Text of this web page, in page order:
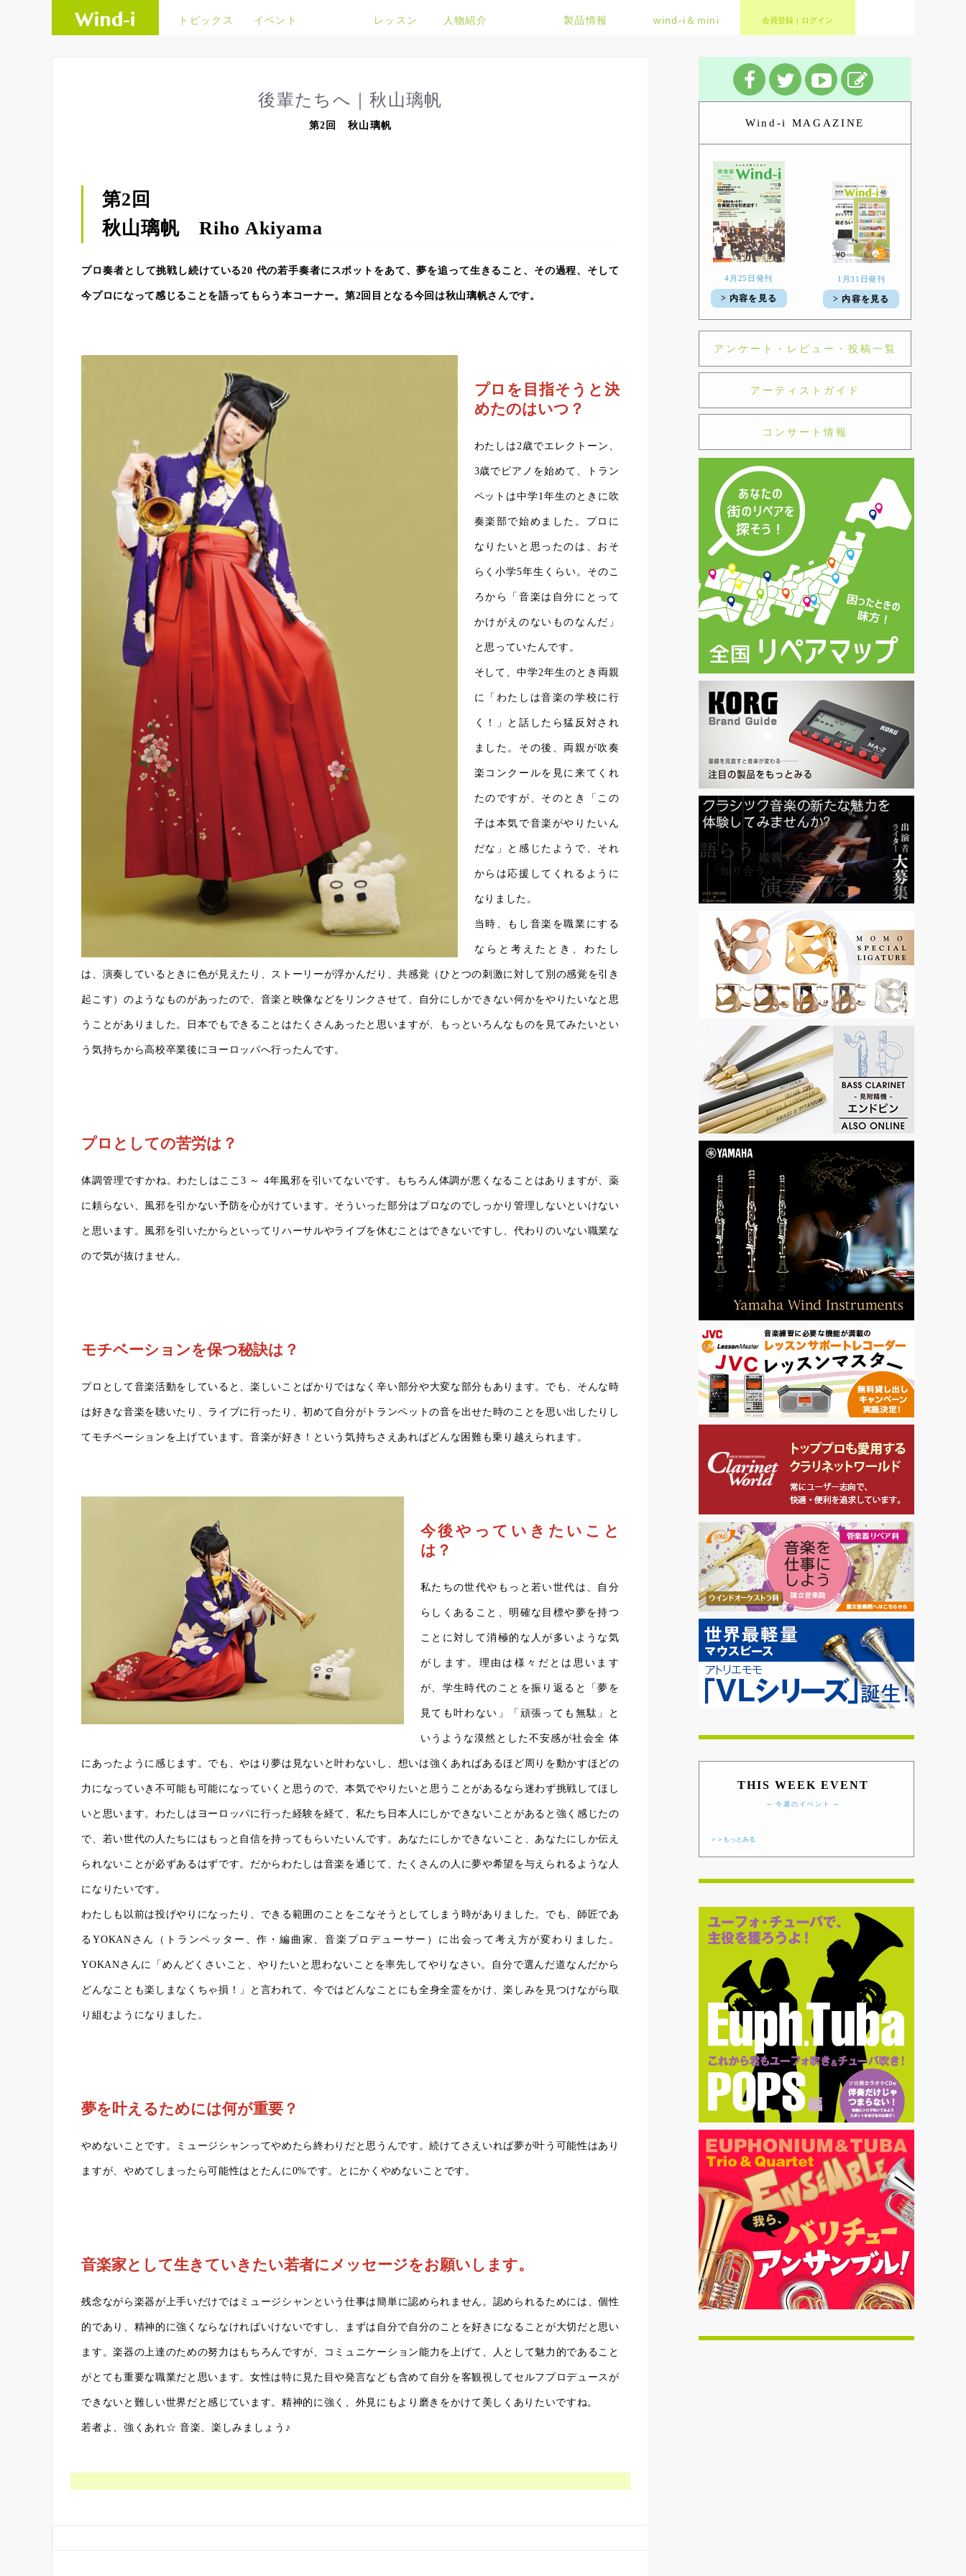
トピックス イベント レッスン 人物紹介 製品情報 wind-i＆mini 会員登録｜ログイン
後輩たちへ｜秋山璃帆
第2回 秋山璃帆
第2回
秋山璃帆 Riho Akiyama
プロ奏者として挑戦し続けている20 代の若手奏者にスポットをあて、夢を追って生きること、その過程、そして
今プロになって感じることを語ってもらう本コーナー。第2回目となる今回は秋山璃帆さんです。
プロを目指そうと決
めたのはいつ？
わたしは2歳でエレクトーン、
3歳でピアノを始めて、トラン
ペットは中学1年生のときに吹
奏楽部で始めました。プロに
なりたいと思ったのは、おそ
らく小学5年生くらい。そのこ
ろから「音楽は自分にとって
かけがえのないものなんだ」
と思っていたんです。
そして、中学2年生のとき両親
に「わたしは音楽の学校に行
く！」と話したら猛反対され
ました。その後、両親が吹奏
楽コンクールを見に来てくれ
たのですが、そのとき「この
子は本気で音楽がやりたいん
だな」と感じたようで、それ
からは応援してくれるように
なりました。
当時、もし音楽を職業にする
ならと考えたとき、わたし
は、演奏しているときに色が見えたり、ストーリーが浮かんだり、共感覚（ひとつの刺激に対して別の感覚を引き
起こす）のようなものがあったので、音楽と映像などをリンクさせて、自分にしかできない何かをやりたいなと思
うことがありました。日本でもできることはたくさんあったと思いますが、もっといろんなものを見てみたいとい
う気持ちから高校卒業後にヨーロッパへ行ったんです。
プロとしての苦労は？
体調管理ですかね。わたしはここ3 ～ 4年風邪を引いてないです。もちろん体調が悪くなることはありますが、薬
に頼らない、風邪を引かない予防を心がけています。そういった部分はプロなのでしっかり管理しないといけない
と思います。風邪を引いたからといってリハーサルやライブを休むことはできないですし、代わりのいない職業な
ので気が抜けません。
モチベーションを保つ秘訣は？
プロとして音楽活動をしていると、楽しいことばかりではなく辛い部分や大変な部分もあります。でも、そんな時
は好きな音楽を聴いたり、ライブに行ったり、初めて自分がトランペットの音を出せた時のことを思い出したりし
てモチベーションを上げています。音楽が好き！という気持ちさえあればどんな困難も乗り越えられます。
今後やっていきたいこと
は？
私たちの世代やもっと若い世代は、自分
らしくあること、明確な目標や夢を持つ
ことに対して消極的な人が多いような気
がします。理由は様々だとは思います
が、学生時代のことを振り返ると「夢を
見ても叶わない」「頑張っても無駄」と
いうような漠然とした不安感が社会全 体
にあったように感じます。でも、やはり夢は見ないと叶わないし、想いは強くあればあるほど周りを動かすほどの
力になっていき不可能も可能になっていくと思うので、本気でやりたいと思うことがあるなら迷わず挑戦してほし
いと思います。わたしはヨーロッパに行った経験を経て、私たち日本人にしかできないことがあると強く感じたの
で、若い世代の人たちにはもっと自信を持ってもらいたいんです。あなたにしかできないこと、あなたにしか伝え
られないことが必ずあるはずです。だからわたしは音楽を通じて、たくさんの人に夢や希望を与えられるような人
になりたいです。
わたしも以前は投げやりになったり、できる範囲のことをこなそうとしてしまう時がありました。でも、師匠であ
るYOKANさん（トランペッター、作・編曲家、音楽プロデューサー）に出会って考え方が変わりました。
YOKANさんに「めんどくさいこと、やりたいと思わないことを率先してやりなさい。自分で選んだ道なんだから
どんなことも楽しまなくちゃ損！」と言われて、今ではどんなことにも全身全霊をかけ、楽しみを見つけながら取
り組むようになりました。
夢を叶えるためには何が重要？
やめないことです。ミュージシャンってやめたら終わりだと思うんです。続けてさえいれば夢が叶う可能性はあり
ますが、やめてしまったら可能性はとたんに0%です。とにかくやめないことです。
音楽家として生きていきたい若者にメッセージをお願いします。
残念ながら楽器が上手いだけではミュージシャンという仕事は簡単に認められません。認められるためには、個性
的であり、精神的に強くならなければいけないですし、まずは自分で自分のことを好きになることが大切だと思い
ます。楽器の上達のための努力はもちろんですが、コミュニケーション能力を上げて、人として魅力的であること
がとても重要な職業だと思います。女性は特に見た目や発言なども含めて自分を客観視してセルフプロデュースが
できないと難しい世界だと感じています。精神的に強く、外見にもより磨きをかけて美しくありたいですね。
若者よ、強くあれ☆ 音楽、楽しみましょう♪
Wind-i MAGAZINE
4月25日発刊
> 内容を見る
1月31日発刊
> 内容を見る
アンケート・レビュー・投稿一覧
アーティストガイド
コンサート情報
THIS WEEK EVENT
─ 今週のイベント ─
＞＞もっとみる